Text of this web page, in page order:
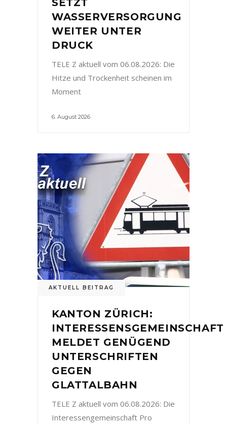
SETZT
WASSERVERSORGUNG
WEITER UNTER
DRUCK
TELE Z aktuell vom 06.08.2026: Die
Hitze und Trockenheit scheinen im
Moment
6. August 2026
AKTUELL BEITRAG
KANTON ZÜRICH:
INTERESSENSGEMEINSCHAFT
MELDET GENÜGEND
UNTERSCHRIFTEN
GEGEN
GLATTALBAHN
TELE Z aktuell vom 06.08.2026: Die
Interessengemeinschaft Pro